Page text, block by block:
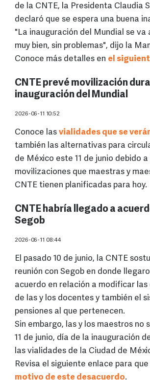
de la CNTE, la Presidenta Claudia
declaró que se espera una buena
"La inauguración del Mundial se va
muy bien, sin problemas", dijo la
Conoce más detalles en el
CNTE prevé movilización
inauguración del Mundial
2026-06-11 10:52
Conoce las vialidades que se
también las alternativas para
de México este 11 de junio debido a
movilizaciones que maestras y
CNTE tienen planificadas para hoy.
CNTE habría llegado a
Segob
2026-06-11 08:44
El pasado 10 de junio, la CNTE
reunión con Segob en donde
acuerdo en relación a modificar las
de las y los docentes y también el
pensiones al que pertenecen.
Sin embargo, las y los maestros no
11 de junio, día de la inauguración
las vialidades de la Ciudad de
Revisa el siguiente enlace para
motivo de este desacuerdo.